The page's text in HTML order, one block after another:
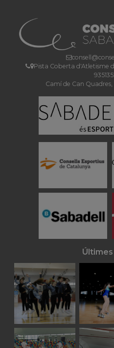
Pista Coberta d'Atletisme
Camí de Can Quadres,